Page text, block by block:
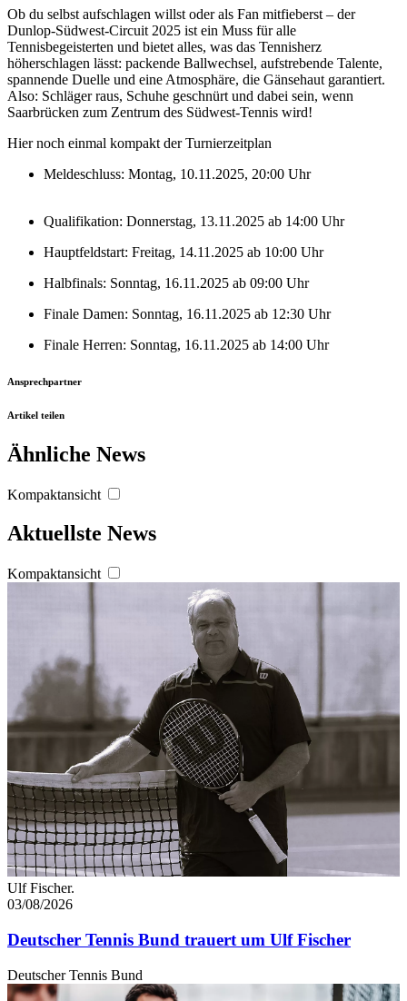
personalisieren, Funktionen für soziale Medien anbieten
zu können und die Zugriffe auf unsere Website zu
analysieren. Außerdem geben wir Informationen zu Ihrer
Verwendung unserer Website an unsere Partner für
soziale Medien, Werbung und Analysen weiter. Unsere
weiteren Daten zusammen, die Sie ihnen bereitgestellt
haben oder die sie im Rahmen Ihrer Nutzung der Dienste
Ob du selbst aufschlagen willst oder als Fan mitfieberst – der
Dunlop-Südwest-Circuit 2025 ist ein Muss für alle
Tennisbegeisterten und bietet alles, was das Tennisherz
höherschlagen lässt: packende Ballwechsel, aufstrebende Talente,
spannende Duelle und eine Atmosphäre, die Gänsehaut garantiert.
Also: Schläger raus, Schuhe geschnürt und dabei sein, wenn
Saarbrücken zum Zentrum des Südwest-Tennis wird!
Hier noch einmal kompakt der Turnierzeitplan
Meldeschluss: Montag, 10.11.2025, 20:00 Uhr
Qualifikation: Donnerstag, 13.11.2025 ab 14:00 Uhr
Hauptfeldstart: Freitag, 14.11.2025 ab 10:00 Uhr
Halbfinals: Sonntag, 16.11.2025 ab 09:00 Uhr
Finale Damen: Sonntag, 16.11.2025 ab 12:30 Uhr
Finale Herren: Sonntag, 16.11.2025 ab 14:00 Uhr
Ansprechpartner
Artikel teilen
Ähnliche News
Kompaktansicht
Aktuellste News
Kompaktansicht
Ulf Fischer.
03/08/2026
Deutscher Tennis Bund trauert um Ulf Fischer
Deutscher Tennis Bund